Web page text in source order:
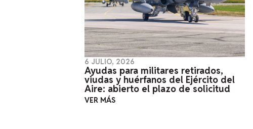
6 JULIO, 2026
Ayudas para militares retirados,
viudas y huérfanos del Ejército del
Aire: abierto el plazo de solicitud
VER MÁS